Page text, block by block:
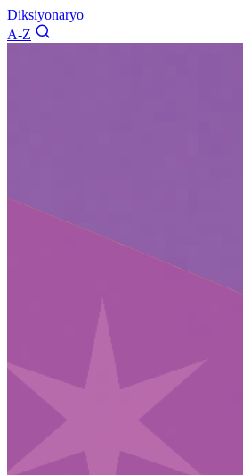
Diksiyonaryo
A-Z